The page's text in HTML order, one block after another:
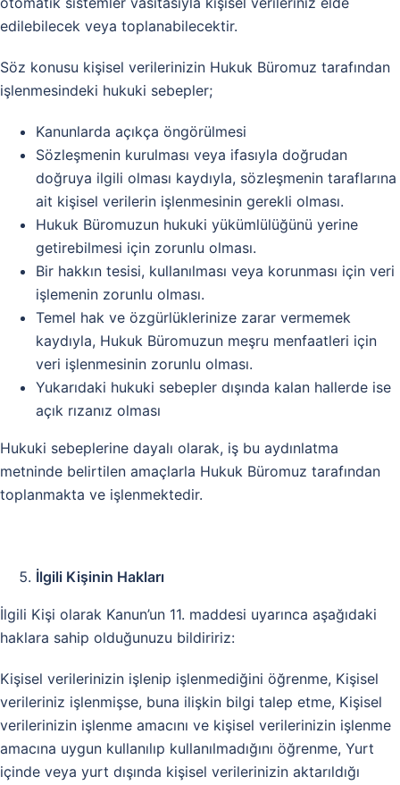
edilebilecek veya toplanabilecektir.
Söz konusu kişisel verilerinizin Hukuk Büromuz tarafından
işlenmesindeki hukuki sebepler;
Kanunlarda açıkça öngörülmesi
Sözleşmenin kurulması veya ifasıyla doğrudan
doğruya ilgili olması kaydıyla, sözleşmenin taraflarına
ait kişisel verilerin işlenmesinin gerekli olması.
Hukuk Büromuzun hukuki yükümlülüğünü yerine
getirebilmesi için zorunlu olması.
Bir hakkın tesisi, kullanılması veya korunması için veri
işlemenin zorunlu olması.
Temel hak ve özgürlüklerinize zarar vermemek
kaydıyla, Hukuk Büromuzun meşru menfaatleri için
veri işlenmesinin zorunlu olması.
Yukarıdaki hukuki sebepler dışında kalan hallerde ise
açık rızanız olması
Hukuki sebeplerine dayalı olarak, iş bu aydınlatma
metninde belirtilen amaçlarla Hukuk Büromuz tarafından
toplanmakta ve işlenmektedir.
İlgili Kişinin Hakları
İlgili Kişi olarak Kanun’un 11. maddesi uyarınca aşağıdaki
haklara sahip olduğunuzu bildiririz:
Kişisel verilerinizin işlenip işlenmediğini öğrenme, Kişisel
verileriniz işlenmişse, buna ilişkin bilgi talep etme, Kişisel
verilerinizin işlenme amacını ve kişisel verilerinizin işlenme
amacına uygun kullanılıp kullanılmadığını öğrenme, Yurt
içinde veya yurt dışında kişisel verilerinizin aktarıldığı